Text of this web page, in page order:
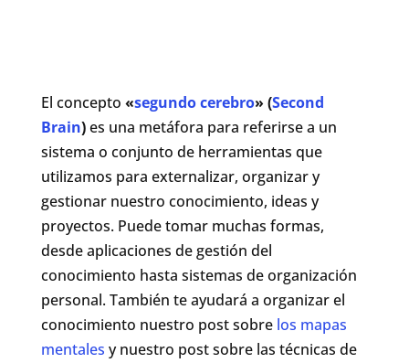
El concepto «segundo cerebro» (Second
Brain)es una metáfora para referirse a un
sistema o conjunto de herramientas que
utilizamos para externalizar, organizar y
gestionar nuestro conocimiento, ideas y
proyectos. Puede tomar muchas formas,
desde aplicaciones de gestión del
conocimiento hasta sistemas de organización
personal. También te ayudará a organizar el
conocimiento nuestro post sobre los mapas
mentales y nuestro post sobre las técnicas de